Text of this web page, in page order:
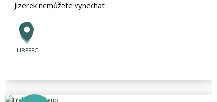
Jizerek nemůžete vynechat
LIBEREC